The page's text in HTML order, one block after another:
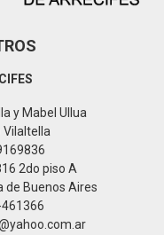
y Mabel Ullua
Vilaltella
2do piso A
de Buenos Aires